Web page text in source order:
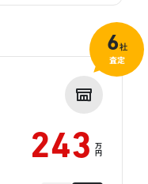
243 万
円
6社
査定